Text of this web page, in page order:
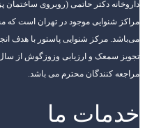
مراکز شنوایی موجود در تهران است که
می‌باشد. مرکز شنوایی پاستور با هدف
مراجعه کنندگان محترم می باشد.
خدمات ما